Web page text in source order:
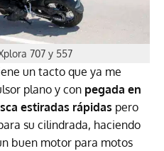
707 y 557
un tacto que ya me
plano y con pegada en
estiradas rápidas pero
su cilindrada, haciendo
buen motor para motos